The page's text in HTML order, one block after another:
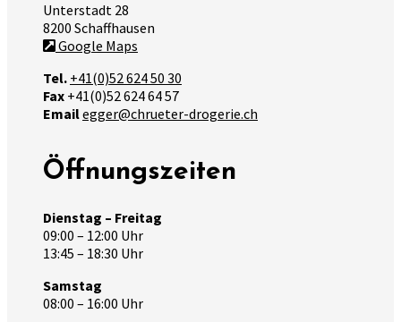
Unterstadt 28
8200 Schaffhausen
Google Maps
Tel. +41(0)52 624 50 30
Fax +41(0)52 624 64 57
Emailegger@chrueter-drogerie.ch
Öffnungszeiten
Dienstag – Freitag
09:00 – 12:00 Uhr
13:45 – 18:30 Uhr
Samstag
08:00 – 16:00 Uhr